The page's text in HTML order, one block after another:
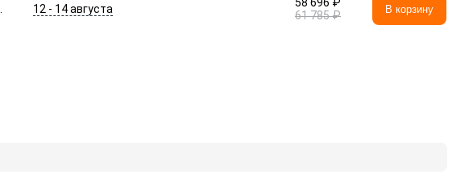
12 - 14 августа
61 785 ₽
В корзину